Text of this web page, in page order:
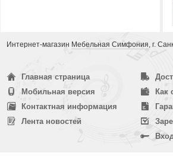
Интернет-магазин Мебельная Симфония, г.
Главная страница
Мобильная версия
Контактная информация
Лента новостей
Как